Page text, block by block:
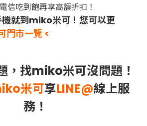
信吃到飽再享高額折扣！
就到miko米可！您可以更
門市一覽 <
，找miko米可沒問題！
米可享LINE@線上服
務！